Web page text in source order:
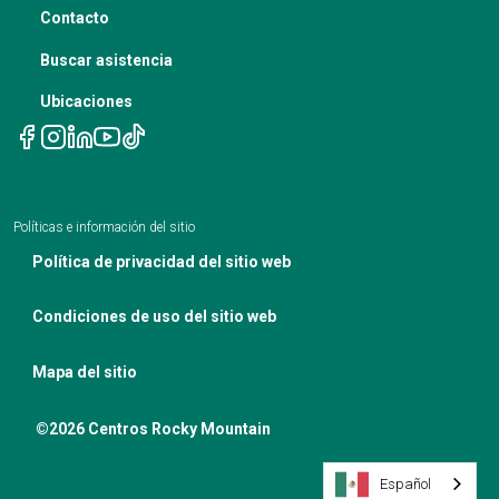
La nutrición en el tratamiento del cáncer
Contacto
Buscar asistencia
Ubicaciones
Políticas e información del sitio
Política de privacidad del sitio web
Condiciones de uso del sitio web
Mapa del sitio
©2026 Centros Rocky Mountain
Español